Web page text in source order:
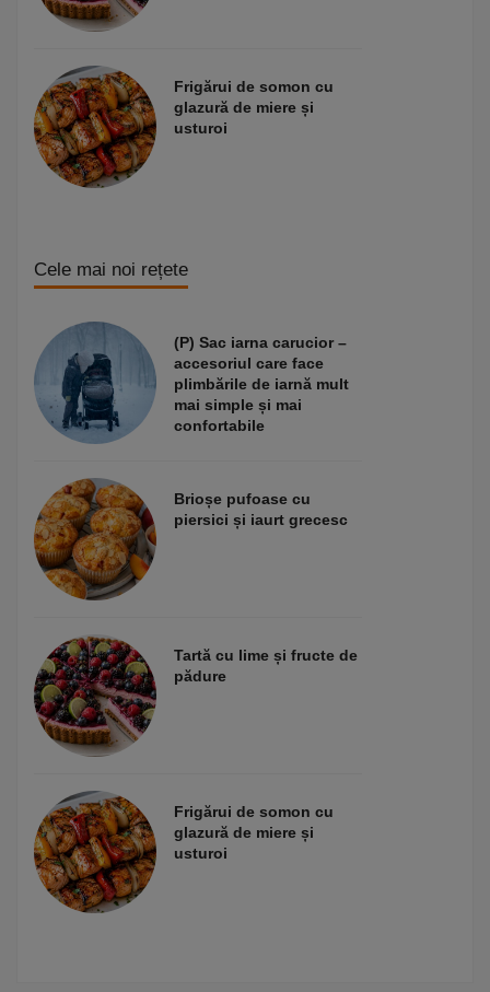
Frigărui de somon cu
glazură de miere și
usturoi
Cele mai noi rețete
(P) Sac iarna carucior –
accesoriul care face
plimbările de iarnă mult
mai simple și mai
confortabile
Brioșe pufoase cu
piersici și iaurt grecesc
Tartă cu lime și fructe de
pădure
Frigărui de somon cu
glazură de miere și
usturoi